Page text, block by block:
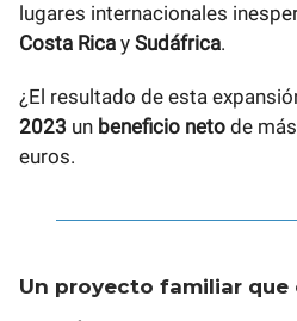
lugares internacionales
Costa Rica y Sudáfrica.
¿El resultado de esta
2023 un beneficio neto de
euros.
Un proyecto familiar que